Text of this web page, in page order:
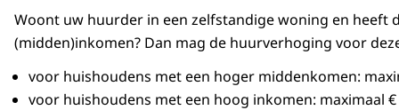
Woont uw huurder in een zelfstandige woning en heeft
(midden)inkomen? Dan mag de huurverhoging voor
voor huishoudens met een hoger middenkomen:
voor huishoudens met een hoog inkomen: maximaal